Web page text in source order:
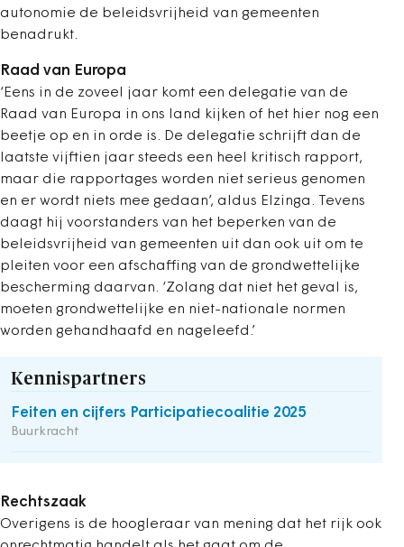
autonomie de beleidsvrijheid van gemeenten
benadrukt.
Raad van Europa
‘Eens in de zoveel jaar komt een delegatie van de
Raad van Europa in ons land kijken of het hier nog een
beetje op en in orde is. De delegatie schrijft dan de
laatste vijftien jaar steeds een heel kritisch rapport,
maar die rapportages worden niet serieus genomen
en er wordt niets mee gedaan’, aldus Elzinga. Tevens
daagt hij voorstanders van het beperken van de
beleidsvrijheid van gemeenten uit dan ook uit om te
pleiten voor een afschaffing van de grondwettelijke
bescherming daarvan. ‘Zolang dat niet het geval is,
moeten grondwettelijke en niet-nationale normen
worden gehandhaafd en nageleefd.’
Kennispartners
Feiten en cijfers Participatiecoalitie 2025
Buurkracht
Rechtszaak
Overigens is de hoogleraar van mening dat het rijk ook